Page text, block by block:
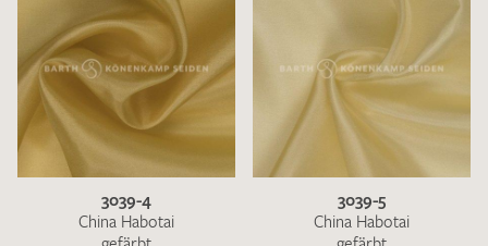
3039-4
China Habotai
3039-5
China Habotai